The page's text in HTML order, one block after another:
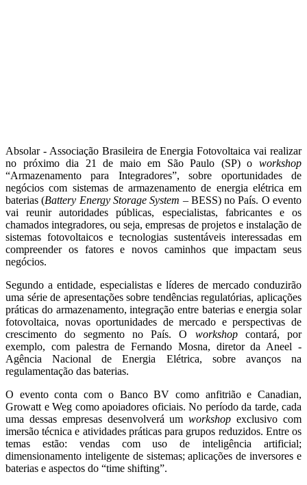
Absolar - Associação Brasileira de Energia Fotovoltaica vai realizar
no próximo dia 21 de maio em São Paulo (SP) o workshop
“Armazenamento para Integradores”, sobre oportunidades de
negócios com sistemas de armazenamento de energia elétrica em
baterias (Battery Energy Storage System – BESS) no País. O evento
vai reunir autoridades públicas, especialistas, fabricantes e os
chamados integradores, ou seja, empresas de projetos e instalação de
sistemas fotovoltaicos e tecnologias sustentáveis interessadas em
compreender os fatores e novos caminhos que impactam seus
negócios.
Segundo a entidade, especialistas e líderes de mercado conduzirão
uma série de apresentações sobre tendências regulatórias, aplicações
práticas do armazenamento, integração entre baterias e energia solar
fotovoltaica, novas oportunidades de mercado e perspectivas de
crescimento do segmento no País. O workshopcontará, por
exemplo, com palestra de Fernando Mosna, diretor da Aneel -
Agência Nacional de Energia Elétrica, sobre avanços na
regulamentação das baterias.
O evento conta com o Banco BV como anfitrião e Canadian,
Growatt e Weg como apoiadores oficiais. No período da tarde, cada
uma dessas empresas desenvolverá umworkshop exclusivo com
imersão técnica e atividades práticas para grupos reduzidos. Entre os
temas estão: vendas com uso de inteligência artificial;
dimensionamento inteligente de sistemas; aplicações de inversores e
baterias e aspectos do “time shifting”.